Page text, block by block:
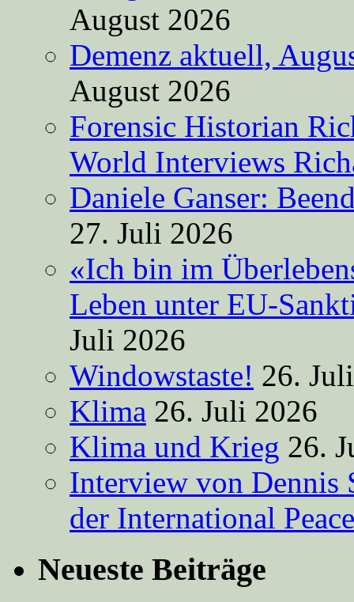
August 2026
Demenz aktuell,
August 2026
Forensic Historian
World Interviews
Daniele Ganser:
27. Juli 2026
«Ich bin im
Leben unter EU-
Juli 2026
Windowstaste! 26.
Klima 26. Juli 2026
Klima und Krieg 26.
Interview von Dennis
der International
Neueste Beiträge